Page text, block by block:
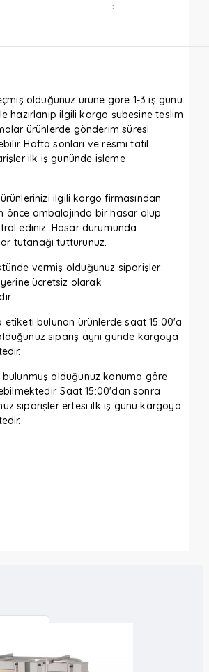
:
olduğunuz ürüne göre 1-3 iş günü
hazırlanıp ilgili kargo şubesine teslim
ürünlerde gönderim süresi
Hafta sonları ve resmi tatil
ilk iş gününde işleme
ilgili kargo firmasından
önce ambalajında bir hasar olup
ediniz. Hasar durumunda
tutanağı tutturunuz.
vermiş olduğunuz siparişler
ücretsiz olarak
etiketi bulunan ürünlerde saat 15:00'a
sipariş aynı günde kargoya
bulunmuş olduğunuz konuma göre
Saat 15:00'dan sonra
siparişler ertesi ilk iş günü kargoya